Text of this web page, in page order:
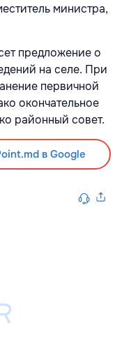
министра,
предложение о
на селе. При
первичной
окончательное
районный совет.
в Google